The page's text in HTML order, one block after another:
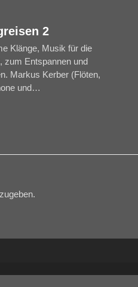
2
Klänge, Musik für die
zum Entspannen und
Markus Kerber (Flöten,
und…